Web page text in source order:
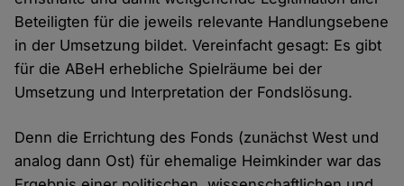
Beteiligten für die jeweils relevante Handlungsebene
in der Umsetzung bildet. Vereinfacht gesagt: Es gibt
für die ABeH erhebliche Spielräume bei der
Umsetzung und Interpretation der Fondslösung.
Denn die Errichtung des Fonds (zunächst West und
analog dann Ost) für ehemalige Heimkinder war das